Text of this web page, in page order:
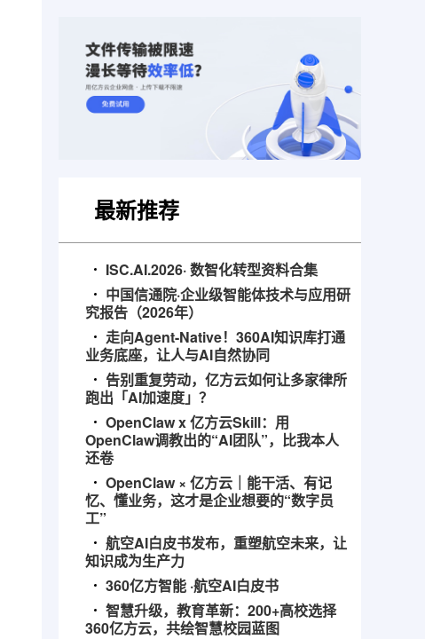
最新推荐
ISC.AI.2026· 数智化转型资料合集
中国信通院·企业级智能体技术与应用研
究报告（2026年）
走向Agent-Native！360AI知识库打通
业务底座，让人与AI自然协同
告别重复劳动，亿方云如何让多家律所
跑出「AI加速度」？
OpenClaw x 亿方云Skill：用
OpenClaw调教出的“AI团队”，比我本人
还卷
OpenClaw × 亿方云｜能干活、有记
忆、懂业务，这才是企业想要的“数字员
工”
航空AI白皮书发布，重塑航空未来，让
知识成为生产力
360亿方智能 ·航空AI白皮书
智慧升级，教育革新：200+高校选择
360亿方云，共绘智慧校园蓝图